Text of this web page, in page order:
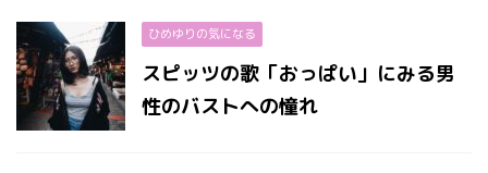
ひめゆりの気になる
スピッツの歌「おっぱい」にみる男
性のバストへの憧れ